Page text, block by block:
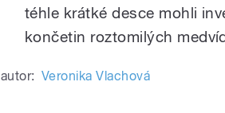
téhle krátké desce mohli
končetin roztomilých
autor: Veronika Vlachová